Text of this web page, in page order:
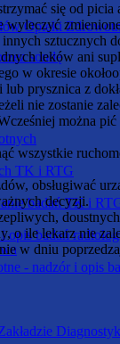
sondę
Opieki
TK i RTG
badań TK i
opis badań
- nadzór i opis
się od
wyleczyć
sztucznych
leków ani
w okresie
prysznica z
nie zostanie
można
wszystkie
obsługiwać
decyzji.
o ile lekarz nie
w dniu